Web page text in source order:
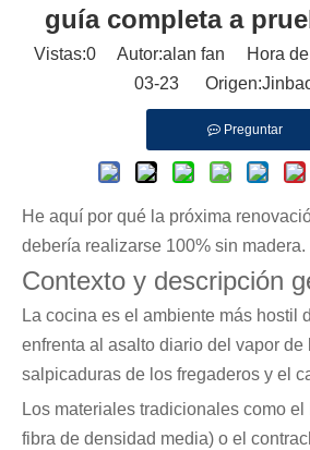
guía completa a
Vistas:0Autor:alan fan Hora de
03-23 Origen:
Preguntar
He aquí por qué la próxima
debería realizarse 100% sin madera.
Contexto y descripción
La cocina es el ambiente más hostil
enfrenta al asalto diario del vapor
salpicaduras de los fregaderos y el
Los materiales tradicionales como
fibra de densidad media) o el